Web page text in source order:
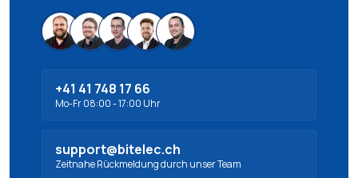
+41 41 748 17 66
Mo-Fr 08:00 - 17:00 Uhr
support@bitelec.ch
Zeitnahe Rückmeldung durch unser Team